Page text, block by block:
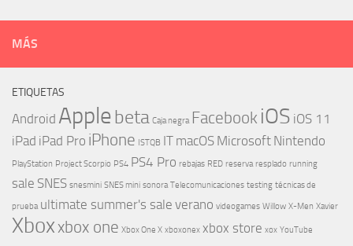
MÁS
ETIQUETAS
Android Applebeta Caja negra Facebook iOS iOS 11
iPad iPad Pro iPhone ISTQB IT macOS Microsoft Nintendo
PlayStation Project Scorpio PS4 PS4 Pro rebajas RED reserva resplado running
sale SNES snesmini SNES mini sonora Telecomunicaciones testing técnicas de
prueba ultimate summer's sale verano videogames Willow X-Men Xavier
Xboxxbox one Xbox One X xboxonex xbox store xox YouTube